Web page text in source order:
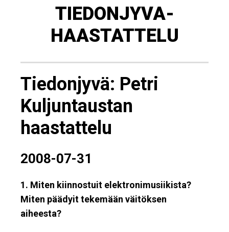
TIEDONJYVA-
HAASTATTELU
Tiedonjyvä: Petri
Kuljuntaustan
haastattelu
2008-07-31
1. Miten kiinnostuit elektronimusiikista?
Miten päädyit tekemään väitöksen
aiheesta?